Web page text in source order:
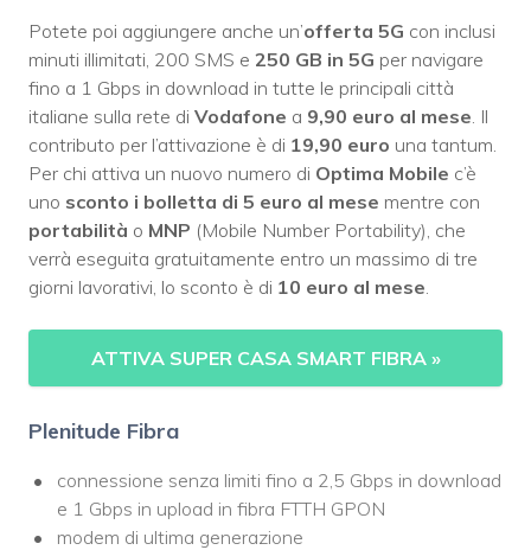
Potete poi aggiungere anche un’offerta 5G con inclusi
minuti illimitati, 200 SMS e 250 GB in 5G per navigare
fino a 1 Gbps in download in tutte le principali città
italiane sulla rete di Vodafone a 9,90 euro al mese . Il
contributo per l’attivazione è di 19,90 euro una tantum.
Per chi attiva un nuovo numero di Optima Mobile c’è
uno sconto i bolletta di 5 euro al mese mentre con
portabilità o MNP (Mobile Number Portability), che
verrà eseguita gratuitamente entro un massimo di tre
giorni lavorativi, lo sconto è di 10 euro al mese
ATTIVA SUPER CASA SMART FIBRA »
Plenitude Fibra
connessione senza limiti fino a 2,5 Gbps in download
e 1 Gbps in upload in fibra FTTH GPON
modem di ultima generazione